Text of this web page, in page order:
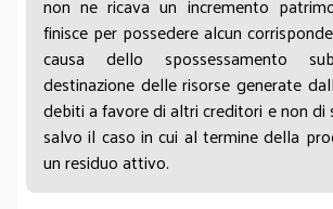
chiara con l’evidentissimo favor che il
ha inteso assicurare nel corso del
procedure concordatarie, quale
risoluzione della crisi d’impresa, in
al concordato preventivo che
la conservazione di una qualche
all’azienda (ad evidenza, anche nel
concordato liquidatorio, in quanto i
finisce per possedere alcun
causa dello spossessamento
destinazione delle risorse generate
debiti a favore di altri creditori e non di
salvo il caso in cui al termine della
un residuo attivo.